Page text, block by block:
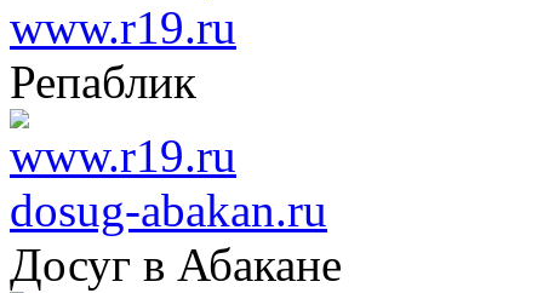
www.r19.ru
Репаблик
dosug-abakan.ru
Досуг в Абакане